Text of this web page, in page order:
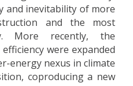
and inevitability of more
and the most
More recently, the
were expanded
energy nexus in climate
coproducing a new